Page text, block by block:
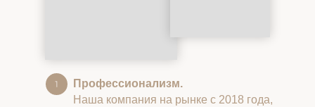
Профессионализм.
Наша компания на рынке с 2018 года,